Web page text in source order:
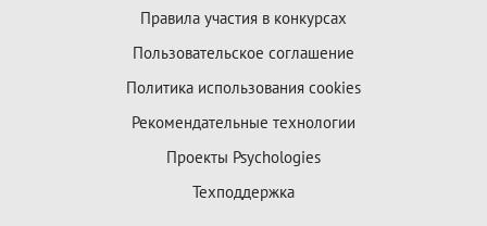
Правила участия в конкурсах
Пользовательское соглашение
Политика использования cookies
Рекомендательные технологии
Проекты Psychologies
Техподдержка